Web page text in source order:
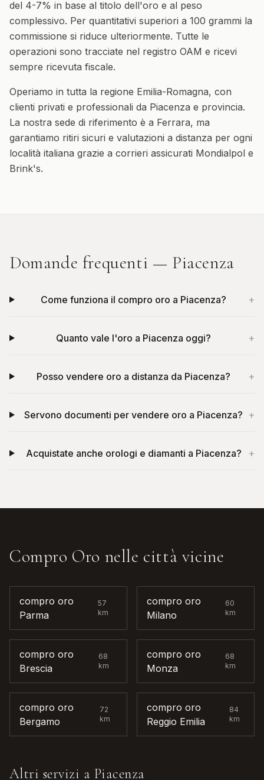
del 4-7% in base al titolo dell'oro e al peso
complessivo. Per quantitativi superiori a 100 grammi la
commissione si riduce ulteriormente. Tutte le
operazioni sono tracciate nel registro OAM e ricevi
sempre ricevuta fiscale.
Operiamo in tutta la regione Emilia-Romagna, con
clienti privati e professionali da Piacenza e provincia.
La nostra sede di riferimento è a Ferrara, ma
garantiamo ritiri sicuri e valutazioni a distanza per ogni
località italiana grazie a corrieri assicurati Mondialpol e
Brink's.
Domande frequenti — Piacenza
Come funziona il compro oro a Piacenza? +
Quanto vale l'oro a Piacenza oggi? +
Posso vendere oro a distanza da Piacenza? +
Servono documenti per vendere oro a Piacenza? +
Acquistate anche orologi e diamanti a Piacenza? +
Compro Oro nelle città vicine
compro oro
Parma
57
km
compro oro
Milano
60
km
compro oro
Brescia
68
km
compro oro
Monza
68
km
compro oro
Bergamo
72
km
compro oro
Reggio Emilia
84
km
Altri servizi a Piacenza